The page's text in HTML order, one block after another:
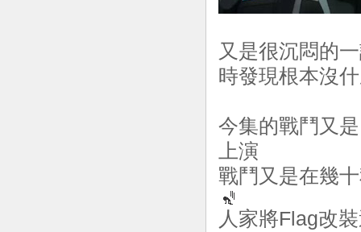
又是很沉悶的
時發現根本沒
今集的戰鬥又
上演
戰鬥又是在幾
人家將Flag改